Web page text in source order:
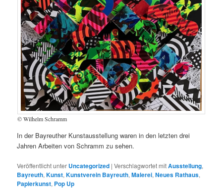
© Wilhelm Schramm
In der Bayreuther Kunstausstellung waren in den letzten drei
Jahren Arbeiten von Schramm zu sehen.
Veröffentlicht unter Uncategorized |Verschlagwortet mitAusstellung,
Bayreuth,Kunst,Kunstverein Bayreuth,Malerei,Neues Rathaus,
Papierkunst, Pop Up